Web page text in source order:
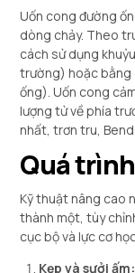
Uốn cong đường
dòng chảy. Theo
cách sử dụng
trường) hoặc bằng
ống). Uốn cong
lượng tử về phía
nhất, trơn tru, Bend
Quá
Kỹ thuật nâng cao
thành một, tùy
cục bộ và lực cơ
Kẹp và sưởi ấm: